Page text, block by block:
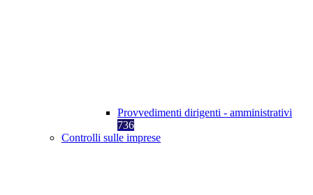
Provvedimenti dirigenti - amministrativi
736
Controlli sulle imprese